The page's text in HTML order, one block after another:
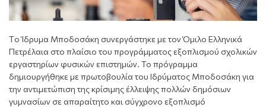
Tο Ίδρυμα Μποδοσάκη συνεργάστηκε με τον Όμιλο Ελληνικά
Πετρέλαια στο πλαίσιο του προγράμματος εξοπλισμού σχολικών
εργαστηρίων φυσικών επιστημών. To πρόγραμμα
δημιουργήθηκε με πρωτοβουλία του Ιδρύματος Μποδοσάκη για
την αντιμετώπιση της κρίσιμης έλλειψης πολλών δημόσιων
γυμνασίων σε απαραίτητο και σύγχρονο εξοπλισμό